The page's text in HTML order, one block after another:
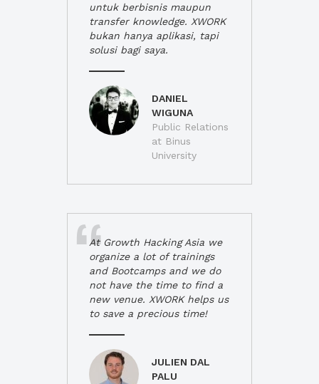
untuk berbisnis maupun
transfer knowledge. XWORK
bukan hanya aplikasi, tapi
solusi bagi saya.
DANIEL
WIGUNA
Public Relations
at Binus
University
At Growth Hacking Asia we
organize a lot of trainings
and Bootcamps and we do
not have the time to find a
new venue. XWORK helps us
to save a precious time!
JULIEN DAL
PALU